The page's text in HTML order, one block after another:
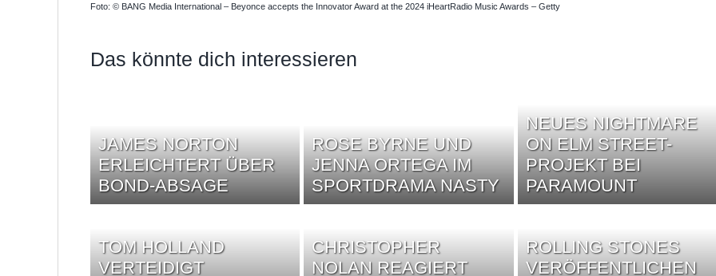
Foto: © BANG Media International – Beyonce accepts the Innovator Award at the 2024 iHeartRadio Music Awards – Getty
Das könnte dich interessieren
JAMES NORTON
ERLEICHTERT ÜBER
BOND-ABSAGE
ROSE BYRNE UND
JENNA ORTEGA IM
SPORTDRAMA NASTY
NEUES NIGHTMARE
ON ELM STREET-
PROJEKT BEI
PARAMOUNT
TOM HOLLAND
VERTEIDIGT
CHRISTOPHER
NOLAN REAGIERT
ROLLING STONES
VERÖFFENTLICHEN